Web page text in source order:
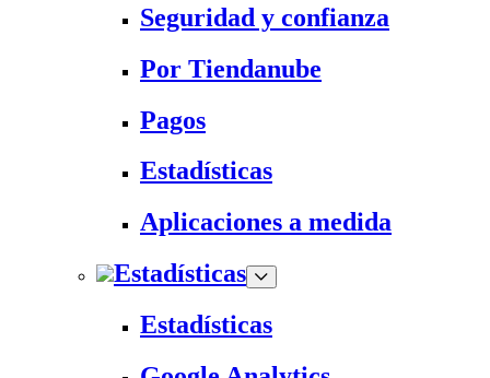
Seguridad y confianza
Por Tiendanube
Pagos
Estadísticas
Aplicaciones a medida
Estadísticas
Estadísticas